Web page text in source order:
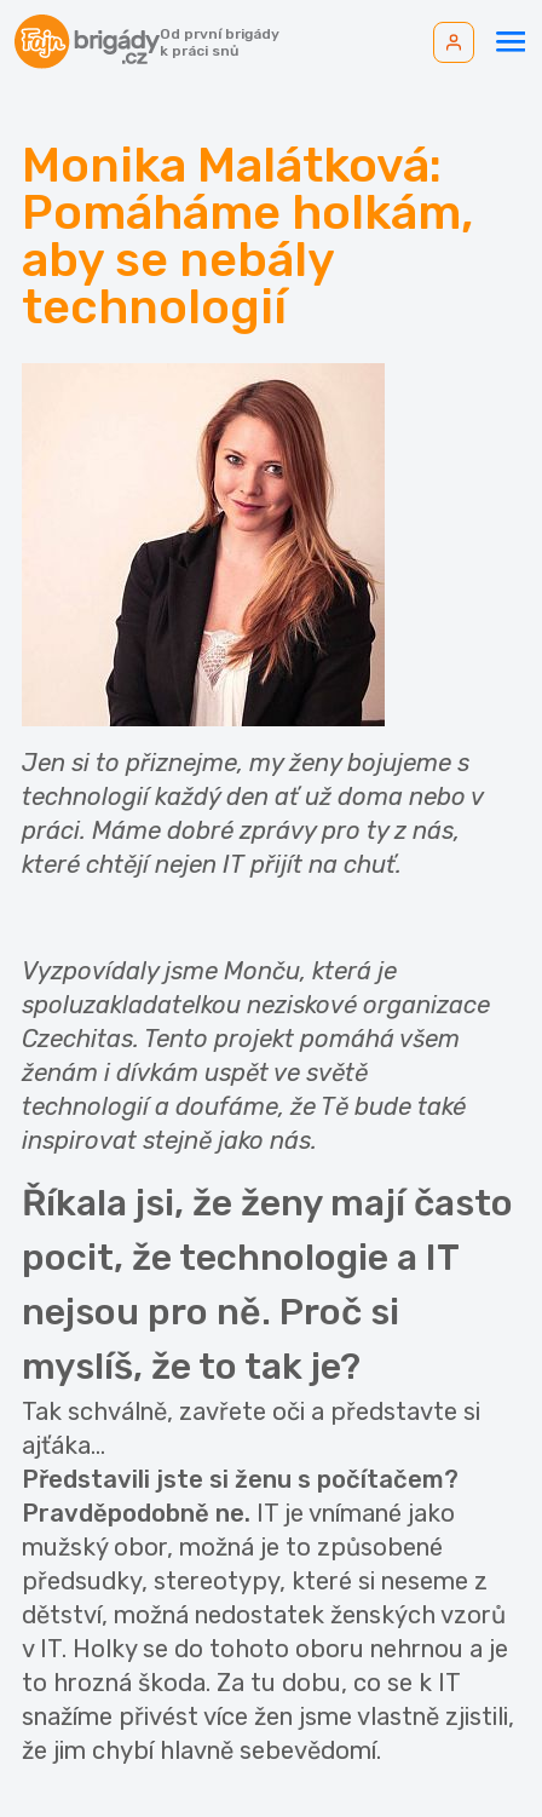
Od první brigády
k práci snů
Monika Malátková:
Pomáháme holkám,
aby se nebály
technologií
Jen si to přiznejme, my ženy bojujeme s
technologií každý den ať už doma nebo v
práci. Máme dobré zprávy pro ty z nás,
které chtějí nejen IT přijít na chuť.
Vyzpovídaly jsme Monču, která je
spoluzakladatelkou neziskové organizace
Czechitas. Tento projekt pomáhá všem
ženám i dívkám uspět ve světě
technologiía doufáme, že Tě bude také
inspirovat stejně jako nás.
Říkala jsi, že ženy mají často
pocit, že technologie a IT
nejsou pro ně. Proč si
myslíš, že to tak je?
Tak schválně, zavřete oči a představte si
ajťáka…
Představili jste si ženu s počítačem?
Pravděpodobně ne. IT je vnímané jako
mužský obor, možná je to způsobené
předsudky, stereotypy, které si neseme z
dětství, možná nedostatek ženských vzorů
v IT. Holky se do tohoto oboru nehrnou a je
to hrozná škoda. Za tu dobu, co se k IT
snažíme přivést více žen jsme vlastně zjistili,
že jim chybí hlavně sebevědomí.